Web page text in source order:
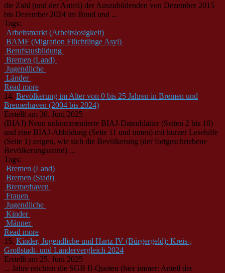
die Zahl (und der Anteil) der Auszubildenden von Dezember 2015
bis Dezember 2024 im Bund und ...
Tags:
Arbeitsmarkt (Arbeitslosigkeit)
BAMF (Migration Flüchtlinge Asyl)
Berufsausbildung
Bremen (Land)
Jugendliche
Länder
Read more
14. Bevölkerung im Alter von 0 bis 25 Jahren in Bremen und
Bremerhaven (2004 bis 2024)
Erstellt am 30. Juni 2025
(BIAJ) Neun unkommentierte BIAJ-Datenblätter (Seiten 2 bis 10)
und eine BIAJ-Abbildung (Seite 11 und unten) mit kurzer Lesehilfe
(Seite 1) zeigen, wie sich die Bevölkerung (der fortgeschriebene
Bevölkerungsstand) ...
Tags:
Bremen (Land)
Bremen (Stadt)
Bremerhaven
Frauen
Jugendliche
Kinder
Männer
Read more
15. Kinder, Jugendliche und Hartz IV (Bürgergeld): Kreis-,
Großstadt- und Ländervergleich 2024
Erstellt am 25. Juni 2025
... Jahre reichten die SGB II-Quoten (hier immer: Anteil der